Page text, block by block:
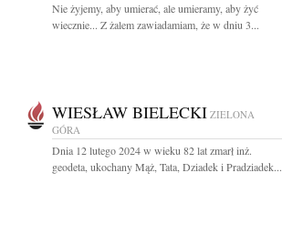
Nie żyjemy, aby umierać, ale umieramy, aby żyć
wiecznie... Z żalem zawiadamiam, że w dniu 3...
WIESŁAW BIELECKI ZIELONA
GÓRA
Dnia 12 lutego 2024 w wieku 82 lat zmarł inż.
geodeta, ukochany Mąż, Tata, Dziadek i Pradziadek...